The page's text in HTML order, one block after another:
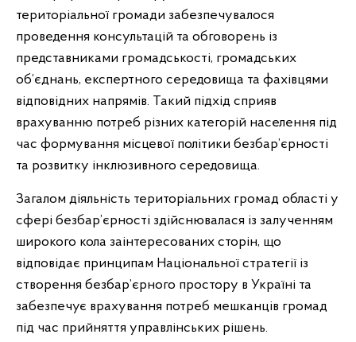
територіальної громади забезпечувалося
проведення консультацій та обговорень із
представниками громадськості, громадських
об’єднань, експертного середовища та фахівцями
відповідних напрямів. Такий підхід сприяв
врахуванню потреб різних категорій населення під
час формування місцевої політики безбар’єрності
та розвитку інклюзивного середовища.
Загалом діяльність територіальних громад області у
сфері безбар’єрності здійснювалася із залученням
широкого кола заінтересованих сторін, що
відповідає принципам Національної стратегії із
створення безбар’єрного простору в Україні та
забезпечує врахування потреб мешканців громад
під час прийняття управлінських рішень.